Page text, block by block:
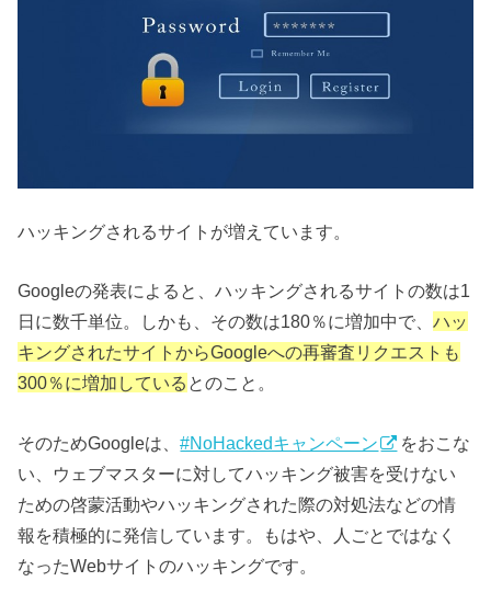
ハッキングされるサイトが増えています。
Googleの発表によると、ハッキングされるサイトの数は1
日に数千単位。しかも、その数は180％に増加中で、ハッ
キングされたサイトからGoogleへの再審査リクエストも
300％に増加している とのこと。
そのためGoogleは、#NoHackedキャンペーン
をおこな
い、ウェブマスターに対してハッキング被害を受けない
ための啓蒙活動やハッキングされた際の対処法などの情
報を積極的に発信しています。もはや、人ごとではなく
なったWebサイトのハッキングです。